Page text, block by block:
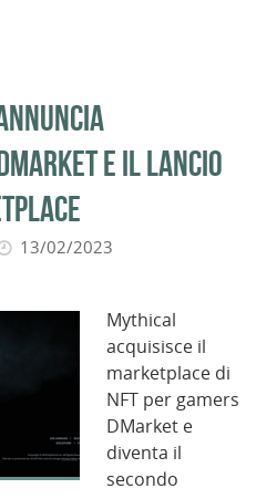
e il lancio
13/02/2023
Mythical
acquisisce il
marketplace di
NFT per gamers
DMarket e
diventa il
secondo